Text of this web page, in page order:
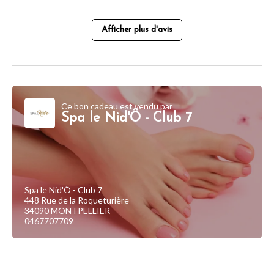
Afficher plus d'avis
Ce bon cadeau est vendu par
Spa le Nid'Ô - Club 7
Spa le Nid'Ô - Club 7
448 Rue de la Roqueturière
34090 MONTPELLIER
0467707709